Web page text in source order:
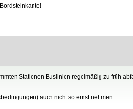
Stationen Buslinien regelmäßig zu früh
auch nicht so ernst nehmen.